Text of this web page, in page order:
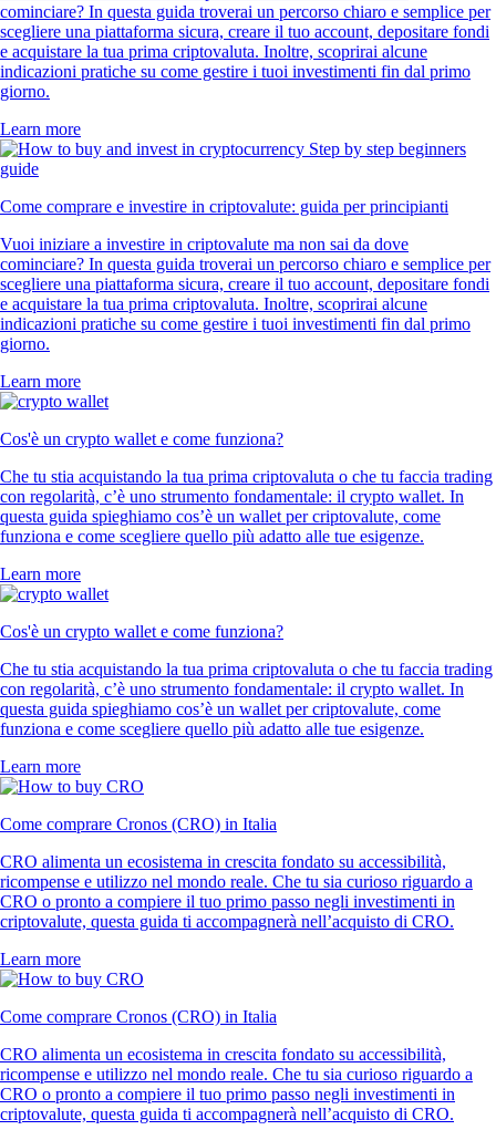
cominciare? In questa guida troverai un percorso chiaro e semplice per
scegliere una piattaforma sicura, creare il tuo account, depositare fondi
e acquistare la tua prima criptovaluta. Inoltre, scoprirai alcune
indicazioni pratiche su come gestire i tuoi investimenti fin dal primo
giorno.
Learn more
Come comprare e investire in criptovalute: guida per principianti
Vuoi iniziare a investire in criptovalute ma non sai da dove
cominciare? In questa guida troverai un percorso chiaro e semplice per
scegliere una piattaforma sicura, creare il tuo account, depositare fondi
e acquistare la tua prima criptovaluta. Inoltre, scoprirai alcune
indicazioni pratiche su come gestire i tuoi investimenti fin dal primo
giorno.
Learn more
Cos'è un crypto wallet e come funziona?
Che tu stia acquistando la tua prima criptovaluta o che tu faccia trading
con regolarità, c’è uno strumento fondamentale: il crypto wallet. In
questa guida spieghiamo cos’è un wallet per criptovalute, come
funziona e come scegliere quello più adatto alle tue esigenze.
Learn more
Cos'è un crypto wallet e come funziona?
Che tu stia acquistando la tua prima criptovaluta o che tu faccia trading
con regolarità, c’è uno strumento fondamentale: il crypto wallet. In
questa guida spieghiamo cos’è un wallet per criptovalute, come
funziona e come scegliere quello più adatto alle tue esigenze.
Learn more
Come comprare Cronos (CRO) in Italia
CRO alimenta un ecosistema in crescita fondato su accessibilità,
ricompense e utilizzo nel mondo reale. Che tu sia curioso riguardo a
CRO o pronto a compiere il tuo primo passo negli investimenti in
criptovalute, questa guida ti accompagnerà nell’acquisto di CRO.
Learn more
Come comprare Cronos (CRO) in Italia
CRO alimenta un ecosistema in crescita fondato su accessibilità,
ricompense e utilizzo nel mondo reale. Che tu sia curioso riguardo a
CRO o pronto a compiere il tuo primo passo negli investimenti in
criptovalute, questa guida ti accompagnerà nell’acquisto di CRO.